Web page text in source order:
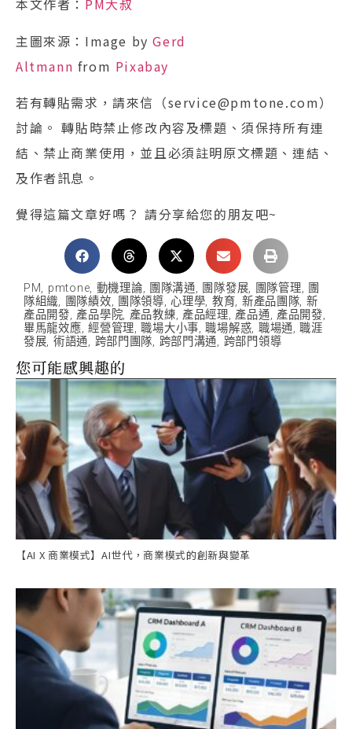
本文作者： PM大叔
主圖來源：Image byGerd
Altmann from Pixabay
若有轉貼需求，請來信（service@pmtone.com）
討論。 轉貼時禁止修改內容及標題、須保持所有連
結、禁止商業使用，並且必須註明原文標題、連結、
及作者訊息。
覺得這篇文章好嗎？ 請分享給您的朋友吧~
PM, pmtone, 動機理論, 團隊溝通, 團隊發展, 團隊管理, 團
隊組織, 團隊績效, 團隊領導,心理學, 教育, 新產品團隊, 新
產品開發, 產品學院, 產品教練, 產品經理, 產品通, 產品開發,
畢馬龍效應,經營管理,職場大小事,職場解惑, 職場通,職涯
發展, 術語通, 跨部門團隊, 跨部門溝通, 跨部門領導
您可能感興趣的
【AI X 商業模式】AI世代，商業模式的創新與變革